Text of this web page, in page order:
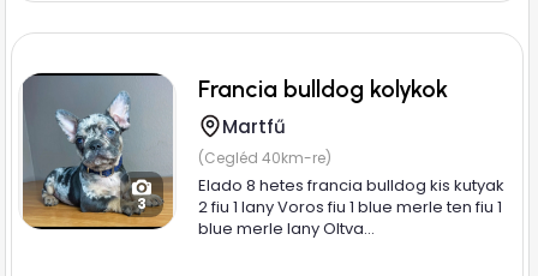
3
Francia bulldog kolykok
Martfű
(Cegléd 40km-re)
Elado 8 hetes francia bulldog kis kutyak
2 fiu 1 lany Voros fiu 1 blue merle ten fiu 1
blue merle lany Oltva...